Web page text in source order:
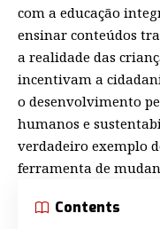
com a educação
ensinar conteúdos
a realidade das
incentivam a
o desenvolvimento
humanos e
verdadeiro exemplo
ferramenta de
Contents